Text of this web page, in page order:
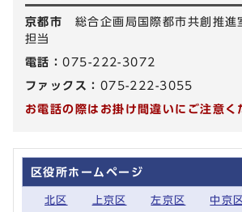
京都市 総合企画局国際都市共創推進
担当
電話：075-222-3072
ファックス： 075-222-3055
お電話の際はお掛け間違いにご注意く
区役所ホームページ
北区 上京区 左京区 中京区